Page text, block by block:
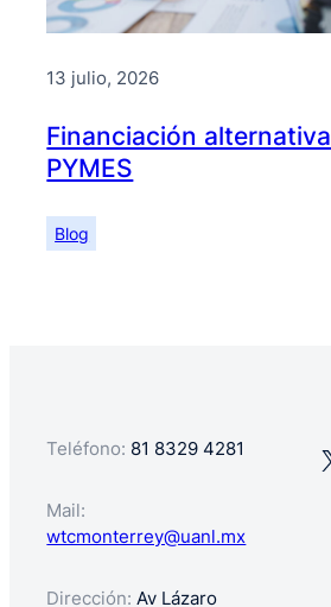
13 julio, 2026
Financiación
PYMES
Blog
Teléfono: 81 8329 4281
Mail:
wtcmonterrey@uanl.mx
Dirección: Av Lázaro